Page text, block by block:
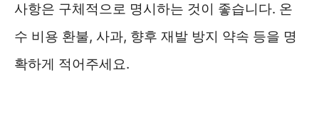
사항은 구체적으로 명시하는 것이 좋습니다. 온
수 비용 환불, 사과, 향후 재발 방지 약속 등을 명
확하게 적어주세요.